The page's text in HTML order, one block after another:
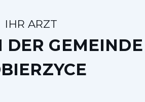
IHR ARZT
GEMEINDE